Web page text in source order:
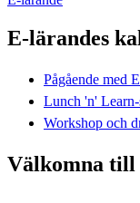
E-lärandes
Pågående med
Lunch 'n'
Workshop och
Välkomna till